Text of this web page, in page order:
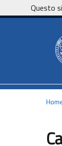
Vai ai contenuti
Vai al footerQuesto